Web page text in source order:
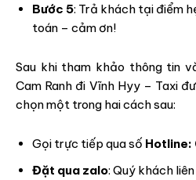
Bước 5: Trả khách tại điểm
toán – cảm ơn!
Sau khi tham khảo thông tin
Cam Ranh đi Vĩnh Hyy – Taxi
chọn một trong hai cách sau:
Gọi trực tiếp qua số Hotline:
Đặt qua zalo: Quý khách